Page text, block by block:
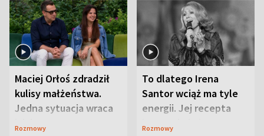
Maciej Orłoś zdradził
kulisy małżeństwa.
Jedna sytuacja wraca
jak bumerang
Rozmowy
To dlatego Irena
Santor wciąż ma tyle
energii. Jej recepta
jest zaskakująco
Rozmowy